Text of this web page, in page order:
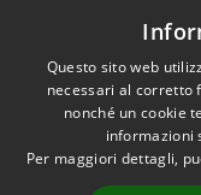
Dichiarazione di
Accessibilità
Questo sito web
necessari al corretto
nonché un cookie
informazioni
Per maggiori dettagli,